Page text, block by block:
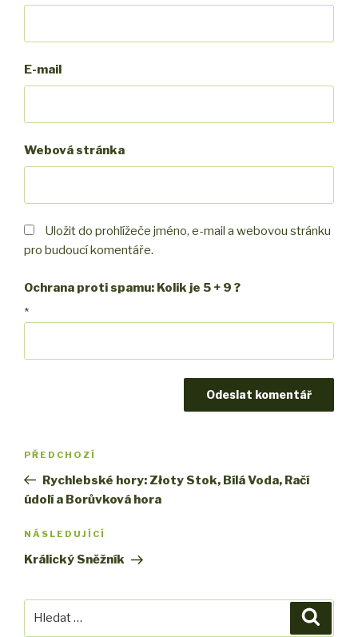
E-mail
Webová stránka
Uložit do prohlížeče jméno, e-mail a webovou stránku
pro budoucí komentáře.
Ochrana proti spamu: Kolik je 5 + 9 ?
*
Navigace
příspěvek
Předchozí
příspěvek
PŘEDCHOZÍ
Rychlebské hory: Złoty Stok, Bílá Voda, Račí
údolí a Borůvková hora
Následující
příspěvek
NÁSLEDUJÍCÍ
Králický Sněžník